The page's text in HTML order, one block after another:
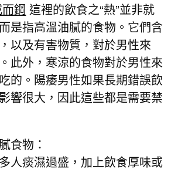
鋼 這裡的飲食之“熱”並非就
是指高溫油膩的食物。它們含
以及有害物質，對於男性來
此外，寒涼的食物對於男性來
的。陽痿男性如果長期錯誤飲
響很大，因此這些都是需要禁
食物：
人痰濕過盛，加上飲食厚味或